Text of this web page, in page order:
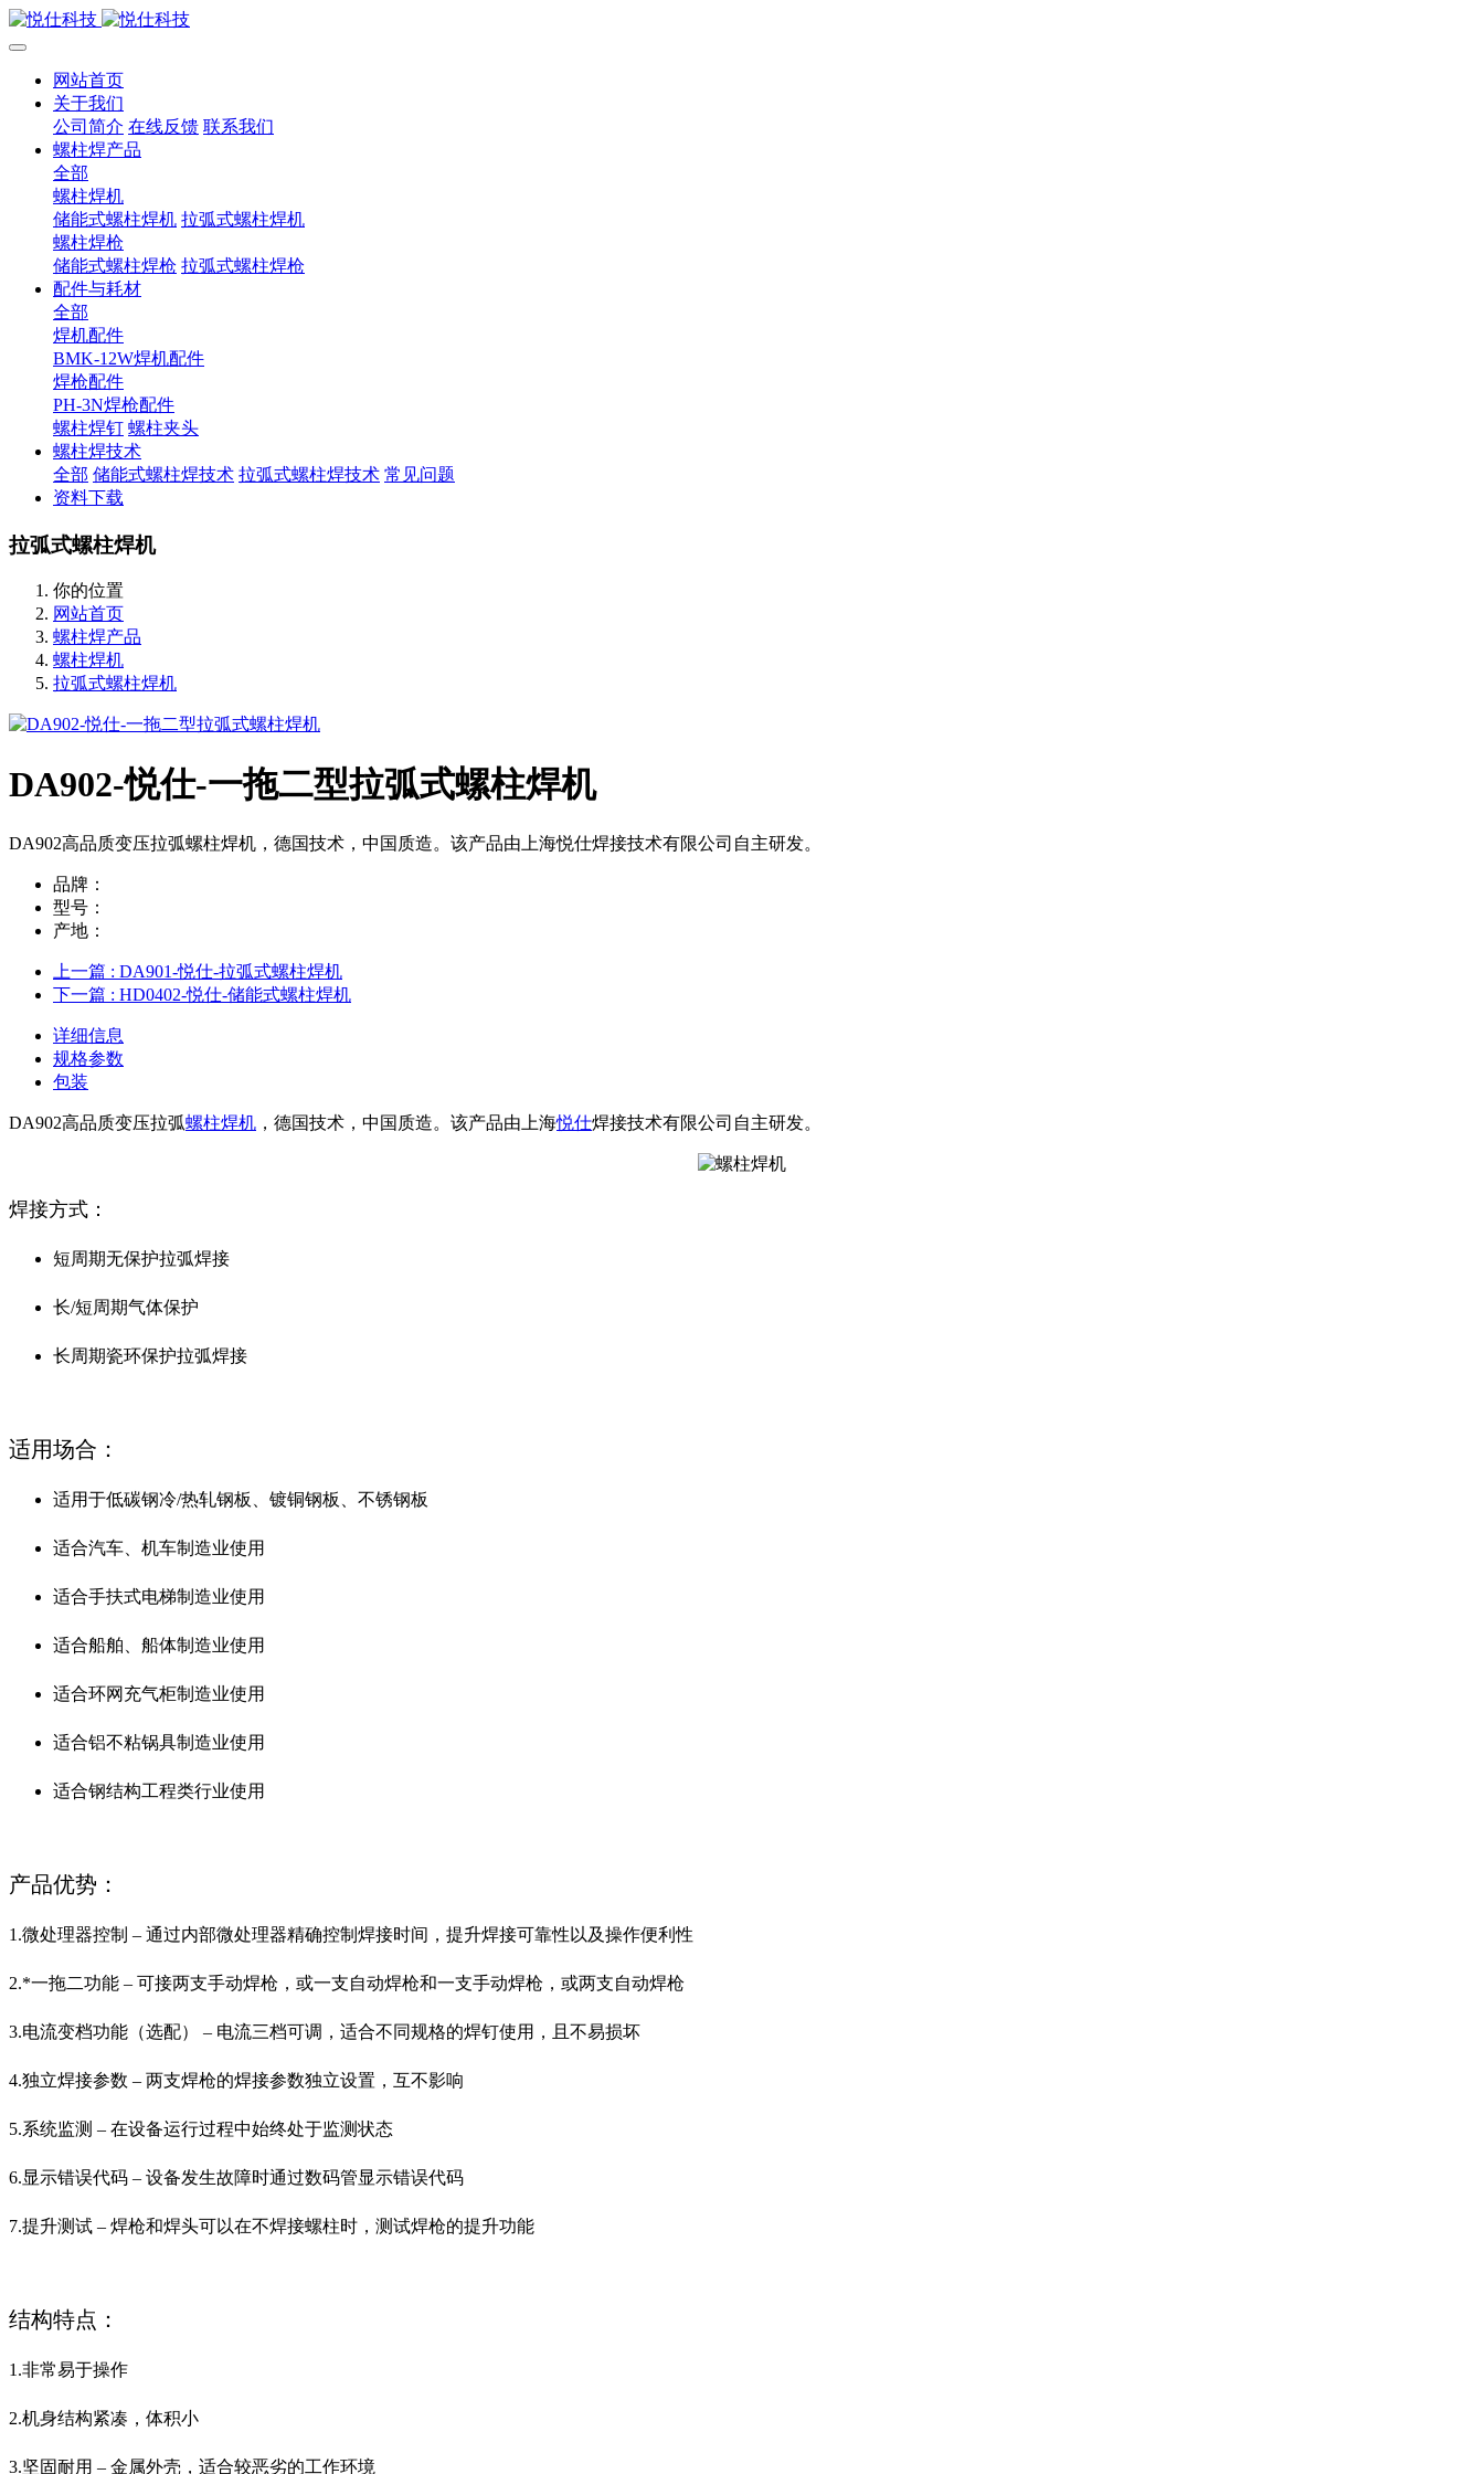
网站首页
关于我们
公司简介 在线反馈 联系我们
螺柱焊产品
全部
螺柱焊机
储能式螺柱焊机 拉弧式螺柱焊机
螺柱焊枪
储能式螺柱焊枪 拉弧式螺柱焊枪
配件与耗材
全部
焊机配件
BMK-12W焊机配件
焊枪配件
PH-3N焊枪配件
螺柱焊钉 螺柱夹头
螺柱焊技术
全部 储能式螺柱焊技术 拉弧式螺柱焊技术 常见问题
资料下载
拉弧式螺柱焊机
你的位置
网站首页
螺柱焊产品
螺柱焊机
拉弧式螺柱焊机
DA902-悦仕-一拖二型拉弧式螺柱焊机
DA902高品质变压拉弧螺柱焊机，德国技术，中国质造。该产品由上海悦仕焊接技术有限公司自主研发。
品牌：
型号：
产地：
上一篇 : DA901-悦仕-拉弧式螺柱焊机
下一篇 : HD0402-悦仕-储能式螺柱焊机
详细信息
规格参数
包装
DA902高品质变压拉弧螺柱焊机 ，德国技术，中国质造。该产品由上海悦仕焊接技术有限公司自主研发。
焊接方式：
短周期无保护拉弧焊接
长/短周期气体保护
长周期瓷环保护拉弧焊接
适用场合：
适用于低碳钢冷/热轧钢板、镀铜钢板、不锈钢板
适合汽车、机车制造业使用
适合手扶式电梯制造业使用
适合船舶、船体制造业使用
适合环网充气柜制造业使用
适合铝不粘锅具制造业使用
适合钢结构工程类行业使用
产品优势：
1.微处理器控制 – 通过内部微处理器精确控制焊接时间，提升焊接可靠性以及操作便利性
2.*一拖二功能 – 可接两支手动焊枪，或一支自动焊枪和一支手动焊枪，或两支自动焊枪
3.电流变档功能（选配） – 电流三档可调，适合不同规格的焊钉使用，且不易损坏
4.独立焊接参数 – 两支焊枪的焊接参数独立设置，互不影响
5.系统监测 – 在设备运行过程中始终处于监测状态
6.显示错误代码 – 设备发生故障时通过数码管显示错误代码
7.提升测试 – 焊枪和焊头可以在不焊接螺柱时，测试焊枪的提升功能
结构特点：
1.非常易于操作
2.机身结构紧凑，体积小
3.坚固耐用 – 金属外壳，适合较恶劣的工作环境